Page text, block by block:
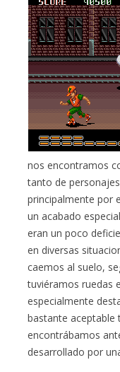
nos encontramos
tanto de
principalmente por
un acabado
eran un poco
en diversas
caemos al suelo,
tuviéramos ruedas
especialmente
bastante aceptable
encontrábamos
desarrollado por